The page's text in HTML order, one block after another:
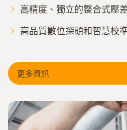
高精度、獨立的整合式壓
高品質數位探頭和智慧校
更多資訊